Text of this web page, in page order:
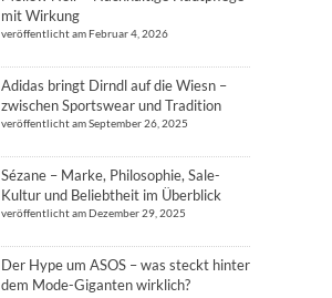
mit Wirkung
veröffentlicht am Februar 4, 2026
Adidas bringt Dirndl auf die Wiesn –
zwischen Sportswear und Tradition
veröffentlicht am September 26, 2025
Sézane – Marke, Philosophie, Sale-
Kultur und Beliebtheit im Überblick
veröffentlicht am Dezember 29, 2025
Der Hype um ASOS – was steckt hinter
dem Mode-Giganten wirklich?